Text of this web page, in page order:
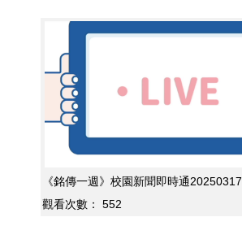
《銘傳一週》校園新聞即時通20250317
觀看次數：
552